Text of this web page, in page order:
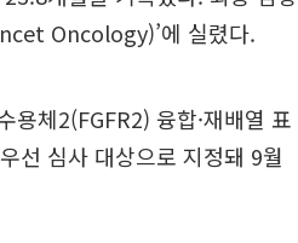
Oncology)’에 실렸다.
체2(FGFR2) 융합·재배열 표
선 심사 대상으로 지정돼 9월